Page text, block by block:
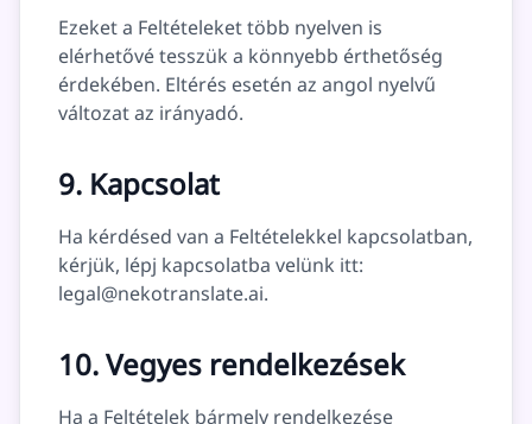
Ezeket a Feltételeket több nyelven is
elérhetővé tesszük a könnyebb érthetőség
érdekében. Eltérés esetén az angol nyelvű
változat az irányadó.
9. Kapcsolat
Ha kérdésed van a Feltételekkel kapcsolatban,
kérjük, lépj kapcsolatba velünk itt:
legal@nekotranslate.ai.
10. Vegyes rendelkezések
Ha a Feltételek bármely rendelkezése